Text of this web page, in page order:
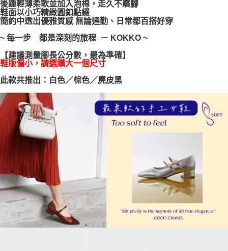
２．訂單成立數日內，您將收到繳費通知簡訊。
３．收到繳費通知簡訊後14天內，點擊此簡訊中的連結，可透過四大超商／
ATM／網路銀行／等多元方式進行付款，方視為交易完成。
※ 請注意：結帳手續完成當下不需立刻繳費，但若您需要取消訂單，請聯絡
購買商品的店家。未經商家同意取消之訂單仍視為有效，需透過AFTEE先享
後付繳納相關費用。
※ 交易是否成功請以「AFTEE先享後付 」之結帳頁面顯示為準，若有關於
客戶支援中心」https://netprotections.freshdesk.com/support/home
【注意事項】
１．透過由恩沛科技股份有限公司提供之「AFTEE先享後付」服務完成之交
易，需依本服務之必要範圍內提供個人資料，並將交易相關給付款項請求債
權轉讓予恩沛科技股份有限公司。
２．關於個人資料處理事宜，請瀏覽以下網址：
https://aftee.tw/terms/#terms3
３．未成年的使用者請事先徵得法定代理人或監護人之同意方可使用
「AFTEE先享後付」，若未經同意申辦者引起之損失，本公司不負相關責
任。
４．使用「AFTEE先享後付」時，將依據個別帳號之用戶狀況，依本公司即
時審查核予不同之上限額度；若仍有額度不足之情形，本公司將視審查結果
請求用戶進行身份認證。
５．嚴禁一人註冊多個帳號或使用他人資訊註冊。若發現惡意使用之情形，
恩沛科技股份有限公司將有權停止該用戶之使用額度並採取法律行動。
後踵輕薄柔軟並加入泡棉，走久不磨腳
鞋面以小巧精緻圓釦點綴
簡約中透出優雅質感 無論通勤、日常都百搭好穿
~ 每一步 都是深刻的旅程 － KOKKO ~
【建議測量腳長公分數，最為準確】
鞋版偏小，請選購大一個尺寸
此款共推出：白色／棕色／麂皮黑